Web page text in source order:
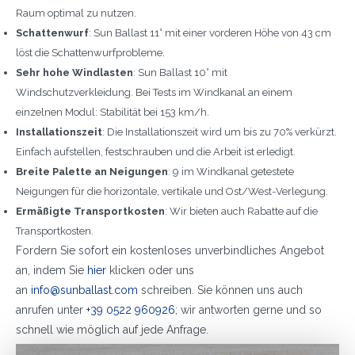
Raum optimal zu nutzen.
Schattenwurf: Sun Ballast 11° mit einer vorderen Höhe von 43 cm
löst die Schattenwurfprobleme.
Sehr hohe Windlasten: Sun Ballast 10° mit
Windschutzverkleidung. Bei Tests im Windkanal an einem
einzelnen Modul: Stabilität bei 153 km/h.
Installationszeit: Die Installationszeit wird um bis zu 70% verkürzt.
Einfach aufstellen, festschrauben und die Arbeit ist erledigt.
Breite Palette an Neigungen: 9 im Windkanal getestete
Neigungen für die horizontale, vertikale und Ost/West-Verlegung.
Ermäßigte Transportkosten: Wir bieten auch Rabatte auf die
Transportkosten.
Fordern Sie sofort ein kostenloses unverbindliches Angebot
an, indem Sie hier klicken oder uns
an info@sunballast.com schreiben. Sie können uns auch
anrufen unter +39 0522 960926; wir antworten gerne und so
schnell wie möglich auf jede Anfrage.